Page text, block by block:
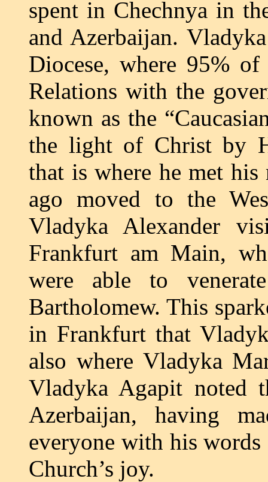
spent in Chechnya in
and Azerbaijan.
Diocese, where 95%
Relations with the
known as the
the light of Christ by
that is where he met
ago moved to the
Vladyka Alexander
Frankfurt am Main,
were able to
Bartholomew. This
in Frankfurt that
also where Vladyka
Vladyka Agapit noted
Azerbaijan, having
everyone with his words
Church’s joy.